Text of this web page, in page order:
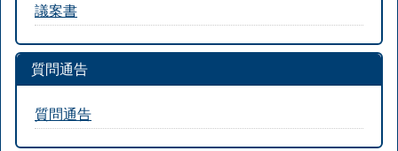
議案書
質問通告
質問通告